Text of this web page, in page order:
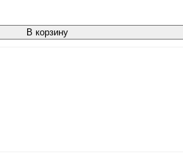
В корзину